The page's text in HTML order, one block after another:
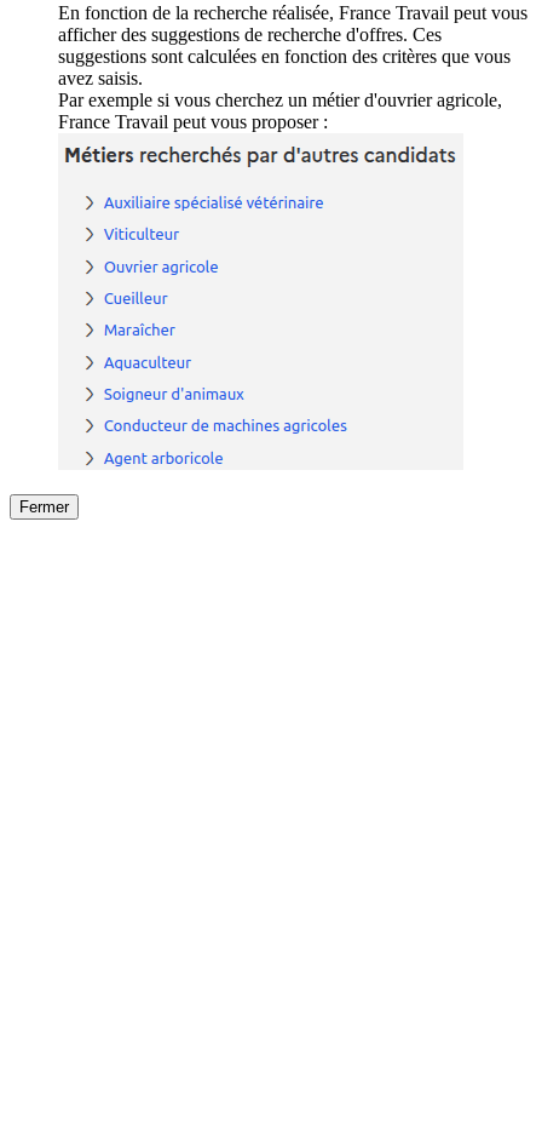
En fonction de la recherche réalisée, France Travail peut vous
afficher des suggestions de recherche d'offres. Ces
suggestions sont calculées en fonction des critères que vous
avez saisis.
Par exemple si vous cherchez un métier d'ouvrier agricole,
France Travail peut vous proposer :
Fermer